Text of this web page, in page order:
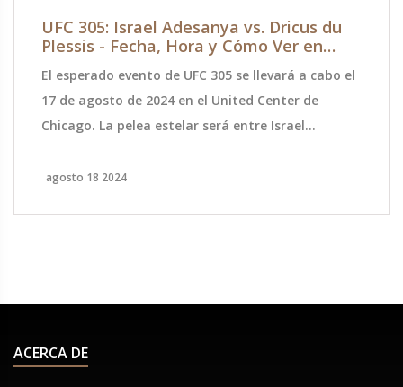
UFC 305: Israel Adesanya vs. Dricus du
Plessis - Fecha, Hora y Cómo Ver en
El esperado evento de UFC 305 se llevará a cabo el
17 de agosto de 2024 en el United Center de
Chicago. La pelea estelar será entre Israel
México pueden sintonizar ESPN México a las 10:00
agosto 18 2024
ACERCA DE